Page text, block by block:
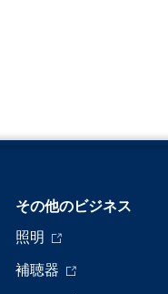
その他のビジネス
照明
補聴器